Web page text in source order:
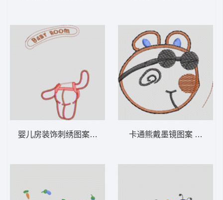
婴儿房装饰刺绣图案 卡通童装章标贴布 卡通熊戴墨镜